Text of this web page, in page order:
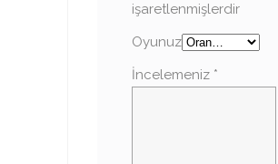
işaretlenmişlerdir
Oyunuz
İncelemeniz *